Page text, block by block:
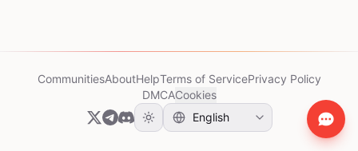
CommunitiesAboutHelpTerms of ServicePrivacy Policy
DMCACookies